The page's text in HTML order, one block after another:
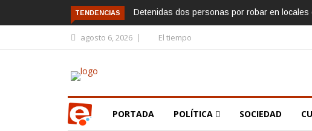
TENDENCIAS Detenidas dos personas por robar en locales
agosto 6, 2026 El tiempo
PORTADA POLÍTICA SOCIEDAD